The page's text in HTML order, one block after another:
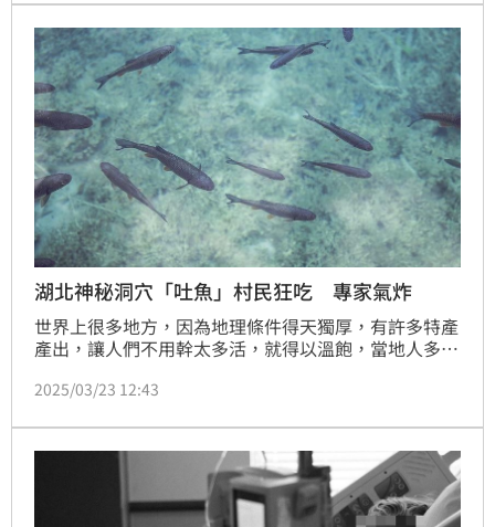
面也曝光。
湖北神秘洞穴「吐魚」村民狂吃 專家氣炸
世界上很多地方，因為地理條件得天獨厚，有許多特產
產出，讓人們不用幹太多活，就得以溫飽，當地人多會
十堰市有一個洞穴，從外觀上來看沒什麼特別，不過讓
外「吐魚」，這對當地村民來說，不用捕撈就有魚直接
送上門，簡直就是天上掉下來的禮物；因此，每年這時
候就會吸引大批村民來此捕撈，大快朵頤享受味美的鮮
魚。（唐家興）
2025/03/23 12:43